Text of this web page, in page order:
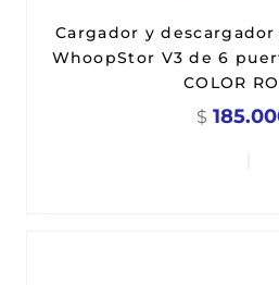
Cargador y
WhoopStor V3 de 6
COLOR
$